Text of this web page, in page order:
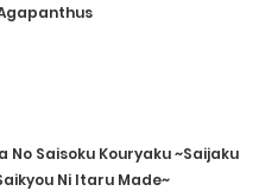
No Saisoku Kouryaku ~Saijaku
Ni Itaru Made~